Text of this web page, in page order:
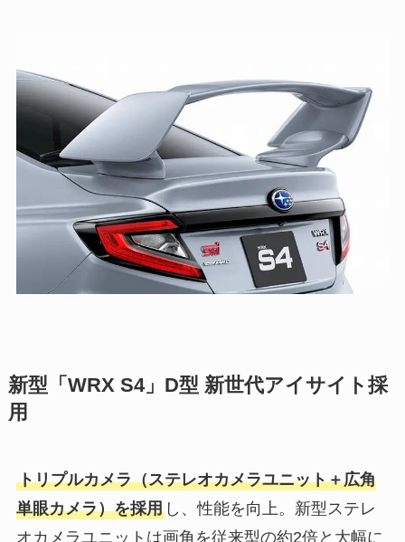
新型「WRX S4」D型 新世代アイサイト採
用
トリプルカメラ（ステレオカメラユニット＋広角
単眼カメラ）を採用し、性能を向上。新型ステレ
オカメラユニットは画角を従来型の約2倍と大幅に